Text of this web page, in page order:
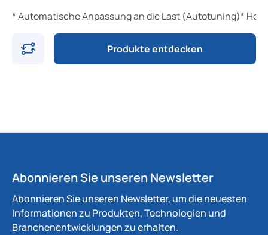
* Automatische Anpassung an die Last (Autotuning)*
Produkte entdecken
Abonnieren Sie unseren Newsletter
Abonnieren Sie unseren Newsletter, um die neuesten
Informationen zu Produkten, Technologien und
Branchenentwicklungen zu erhalten.